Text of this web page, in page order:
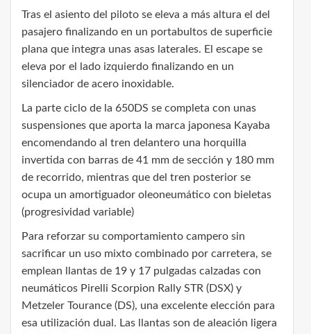
Tras el asiento del piloto se eleva a más altura el del
pasajero finalizando en un portabultos de superficie
plana que integra unas asas laterales. El escape se
eleva por el lado izquierdo finalizando en un
silenciador de acero inoxidable.
La parte ciclo de la 650DS se completa con unas
suspensiones que aporta la marca japonesa Kayaba
encomendando al tren delantero una horquilla
invertida con barras de 41 mm de sección y 180 mm
de recorrido, mientras que del tren posterior se
ocupa un amortiguador oleoneumático con bieletas
(progresividad variable)
Para reforzar su comportamiento campero sin
sacrificar un uso mixto combinado por carretera, se
emplean llantas de 19 y 17 pulgadas calzadas con
neumáticos Pirelli Scorpion Rally STR (DSX) y
Metzeler Tourance (DS), una excelente elección para
esa utilización dual. Las llantas son de aleación ligera